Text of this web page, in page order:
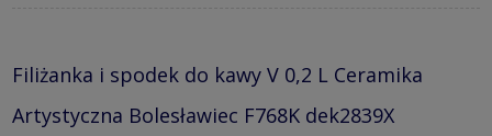
Filiżanka i spodek do kawy V 0,2 L Ceramika
Artystyczna Bolesławiec F768K dek2839X